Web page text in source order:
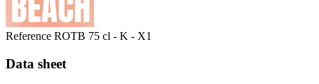
Reference ROTB 75 cl - K - X1
Data sheet